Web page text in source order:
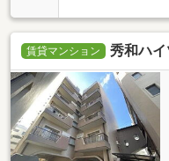
賃貸マンション 秀和ハ